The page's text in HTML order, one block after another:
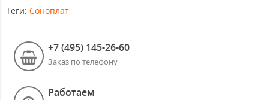
Теги: Соноплат
+7 (495) 145-26-60
Заказ по телефону
Работаем